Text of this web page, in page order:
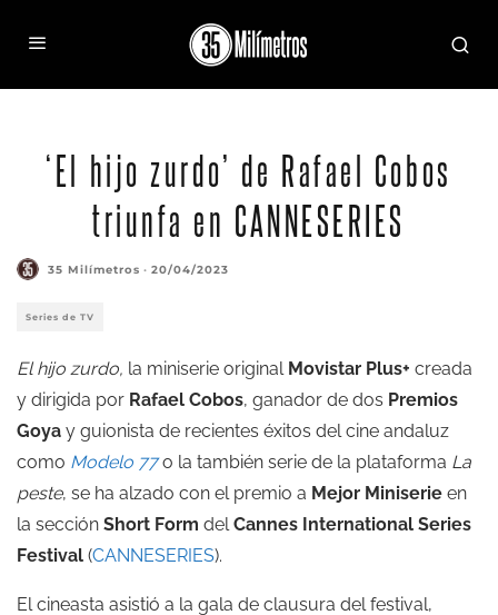
‘El hijo zurdo’ de Rafael Cobos
triunfa en CANNESERIES
35 Milímetros · 20/04/2023
Series de TV
El hijo zurdo, la miniserie original Movistar Plus+ creada
y dirigida por Rafael Cobos, ganador de dos Premios
Goya y guionista de recientes éxitos del cine andaluz
como Modelo 77 o la también serie de la plataforma La
peste, se ha alzado con el premio a Mejor Miniserie en
la sección Short Form delCannes International Series
Festival (CANNESERIES).
El cineasta asistió a la gala de clausura del festival,